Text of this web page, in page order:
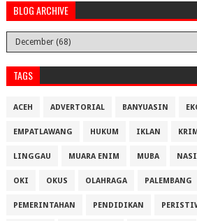
BLOG ARCHIVE
TAGS
ACEH ADVERTORIAL BANYUASIN
EMPATLAWANG HUKUM IKLAN
LINGGAU MUARA ENIM MUBA
OKI OKUS OLAHRAGA PALEMBANG
PEMERINTAHAN PENDIDIKAN